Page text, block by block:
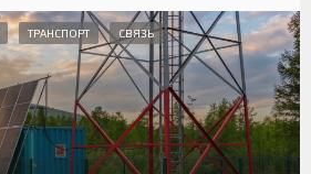
ТРАНСПОРТ СВЯЗЬ